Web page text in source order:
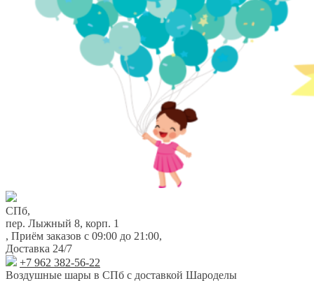
СПб,
пер. Лыжный 8, корп. 1
, Приём заказов с 09:00 до 21:00,
Доставка 24/7
+7 962 382-56-22
Воздушные шары в СПб с доставкой Шароделы